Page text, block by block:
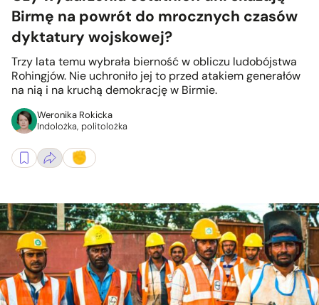
Birmę na powrót do mrocznych czasów
dyktatury wojskowej?
Trzy lata temu wybrała bierność w obliczu ludobójstwa
Rohingjów. Nie uchroniło jej to przed atakiem generałów
na nią i na kruchą demokrację w Birmie.
Weronika Rokicka
Indolożka, politolożka